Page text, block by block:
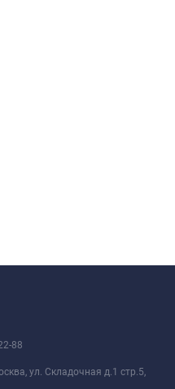
88
ул. Складочная д.1 стр.5,